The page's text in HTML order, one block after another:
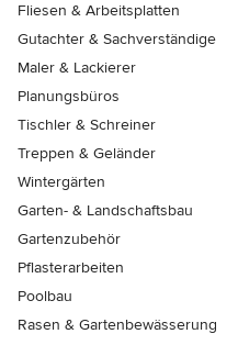
Fliesen & Arbeitsplatten
Gutachter & Sachverständige
Maler & Lackierer
Planungsbüros
Tischler & Schreiner
Treppen & Geländer
Wintergärten
Garten- & Landschaftsbau
Gartenzubehör
Pflasterarbeiten
Poolbau
Rasen & Gartenbewässerung